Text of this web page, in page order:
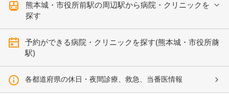
熊本城・市役所前駅の周辺駅から病院・クリニックを
探す
予約ができる病院・クリニックを探す(熊本城・市役所前
駅)
各都道府県の休日・夜間診療、救急、当番医情報